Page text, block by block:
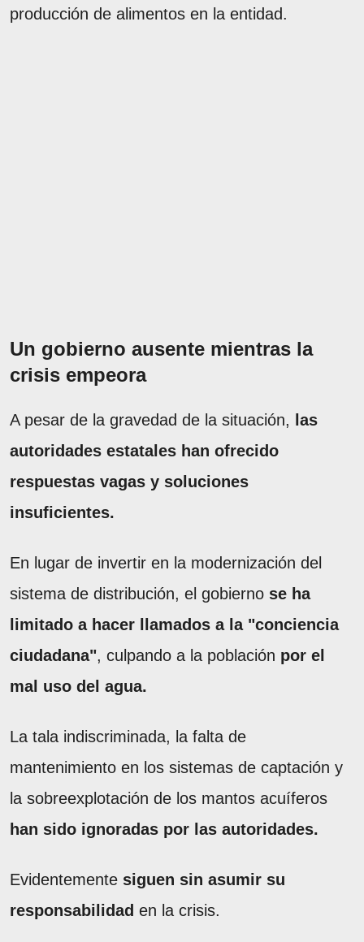
producción de alimentos en la entidad.
Un gobierno ausente mientras la
crisis empeora
A pesar de la gravedad de la situación,
las
autoridades estatales han ofrecido
respuestas vagas y soluciones
insuficientes.
En lugar de invertir en la modernización del
sistema de distribución, el gobierno se ha
limitado a hacer llamados a la "conciencia
ciudadana", culpando a la población por el
mal uso del agua.
La tala indiscriminada, la falta de
mantenimiento en los sistemas de captación y
la sobreexplotación de los mantos acuíferos
han sido ignoradas por las autoridades.
Evidentemente siguen sin asumir su
responsabilidad en la crisis.